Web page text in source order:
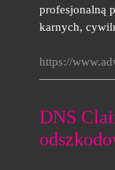
profesjonalną
karnych,
https://
DNS